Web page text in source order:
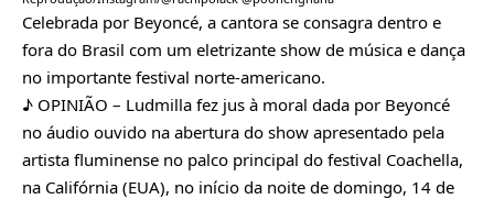
Celebrada por Beyoncé, a cantora se consagra dentro e
fora do Brasil com um eletrizante show de música e dança
no importante festival norte-americano.
♪ OPINIÃO – Ludmilla fez jus à moral dada por Beyoncé
no áudio ouvido na abertura do show apresentado pela
artista fluminense no palco principal do festival Coachella,
na Califórnia (EUA), no início da noite de domingo, 14 de